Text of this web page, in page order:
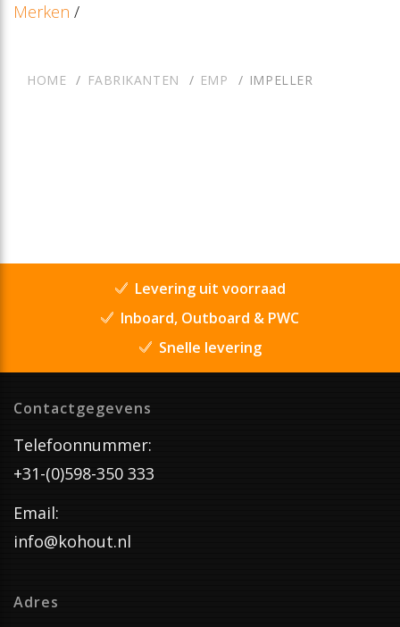
Merken /
HOME FABRIKANTEN EMP IMPELLER
Levering uit voorraad
Inboard, Outboard & PWC
Snelle levering
Contactgegevens
Telefoonnummer:
+31-(0)598-350 333
Email:
info@kohout.nl
Adres